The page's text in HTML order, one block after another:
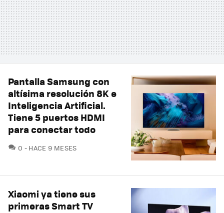
Pantalla Samsung con
altísima resolución 8K e
Inteligencia Artificial.
Tiene 5 puertos HDMI
para conectar todo
0 COMENTARIOS
HACE 9 MESES
Xiaomi ya tiene sus
primeras Smart TV